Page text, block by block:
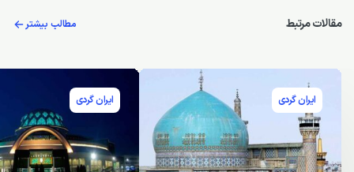
مقالات مرتبط مطالب بیشتر
ایران گردی ایران گردی